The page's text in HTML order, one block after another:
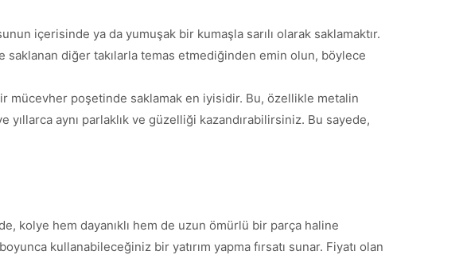
içerisinde ya da yumuşak bir kumaşla sarılı olarak saklamaktır.
diğer takılarla temas etmediğinden emin olun, böylece
mücevher poşetinde saklamak en iyisidir. Bu, özellikle metalin
yıllarca aynı parlaklık ve güzelliği kazandırabilirsiniz. Bu sayede,
kolye hem dayanıklı hem de uzun ömürlü bir parça haline
kullanabileceğiniz bir yatırım yapma fırsatı sunar. Fiyatı olan